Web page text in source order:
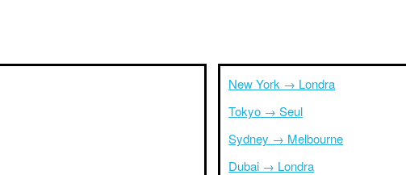
New York → Londra
Tokyo → Seul
Sydney → Melbourne
Dubai → Londra